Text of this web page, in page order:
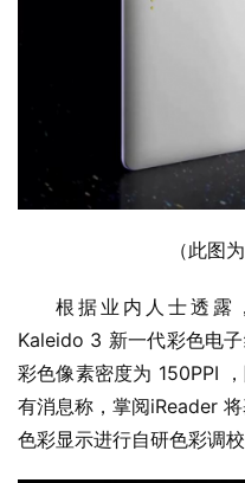
（此图
根据业内人士透露
Kaleido 3 新一代彩色电
彩色像素密度为 150PPI
有消息称，掌阅iReader
色彩显示进行自研色彩调校